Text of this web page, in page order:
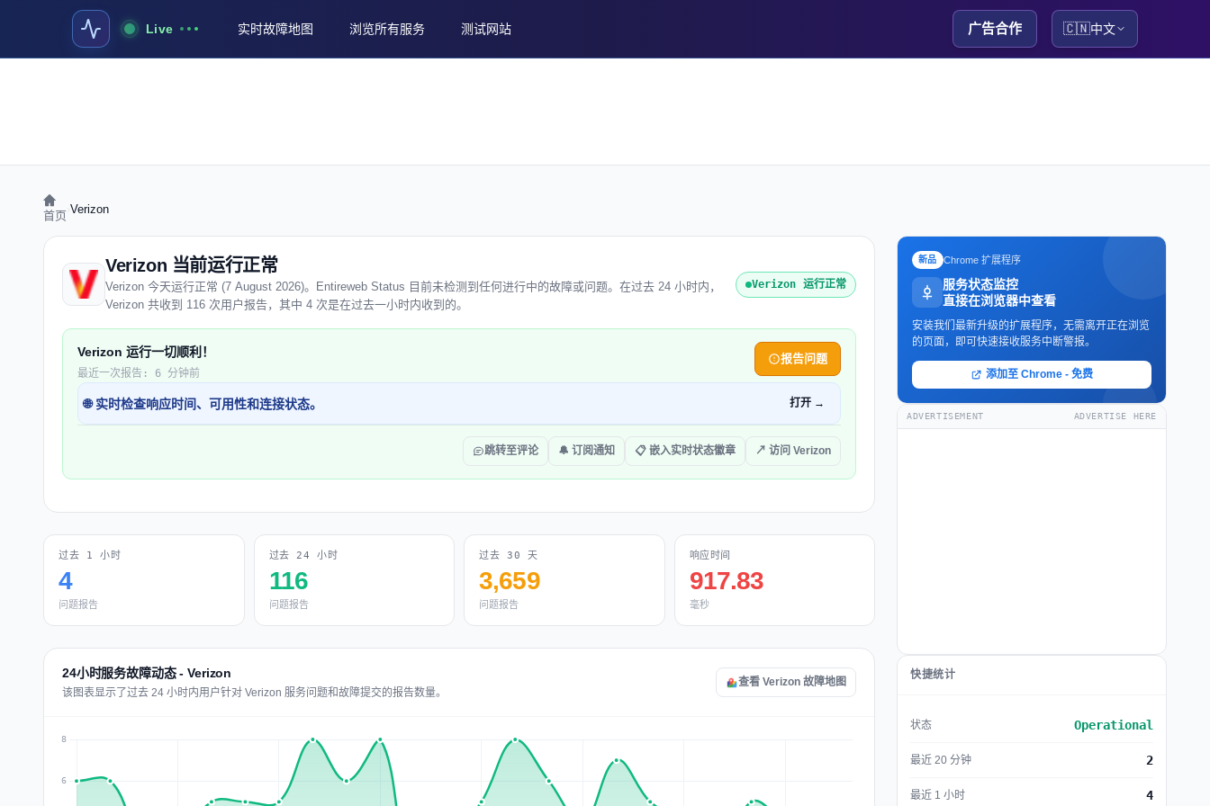
Live 实时故障地图 浏览所有服务 测试网站 广告合作 🇨🇳中文
首页 Verizon
Verizon 当前运行正常
Verizon 今天运行正常 (7 August 2026)。Entireweb Status 目前未检测到任何进行中的故障或问题。在过去 24 小时内，
Verizon 共收到 116 次用户报告，其中 4 次是在过去一小时内收到的。
Verizon 运行正常
Verizon 运行一切顺利！
最近一次报告: 6 分钟前
报告问题
🌐 实时检查响应时间、可用性和连接状态。 打开 →
跳转至评论 🔔 订阅通知 📋 嵌入实时状态徽章 ↗ 访问 Verizon
过去 1 小时
4
问题报告
过去 24 小时
116
问题报告
过去 30 天
3,659
问题报告
响应时间
917.83
毫秒
24小时服务故障动态 - Verizon
该图表显示了过去 24 小时内用户针对 Verizon 服务问题和故障提交的报告数量。
查看 Verizon 故障地图
新品 Chrome 扩展程序
服务状态监控
直接在浏览器中查看
安装我们最新升级的扩展程序，无需离开正在浏览
的页面，即可快速接收服务中断警报。
添加至 Chrome - 免费
ADVERTISEMENT ADVERTISE HERE
快捷统计
状态 Operational
最近 20 分钟 2
最近 1 小时 4